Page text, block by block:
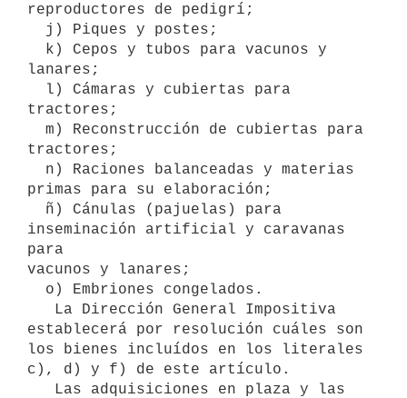
reproductores de pedigrí;
lanares;
tractores;
tractores;
primas para su elaboración;
inseminación artificial y caravanas
para
vacunos y lanares;
establecerá por resolución cuáles son
los bienes incluídos en los literales
c), d) y f) de este artículo.